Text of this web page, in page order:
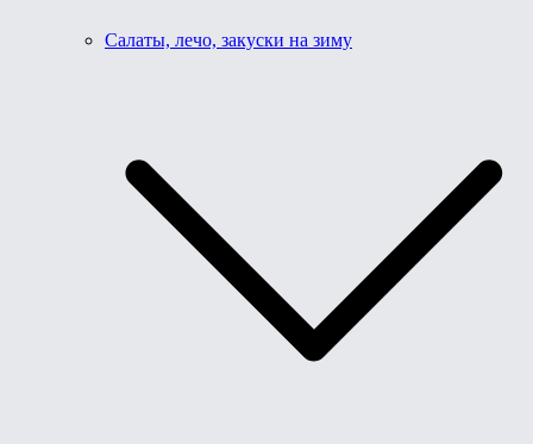
Салаты, лечо, закуски на зиму